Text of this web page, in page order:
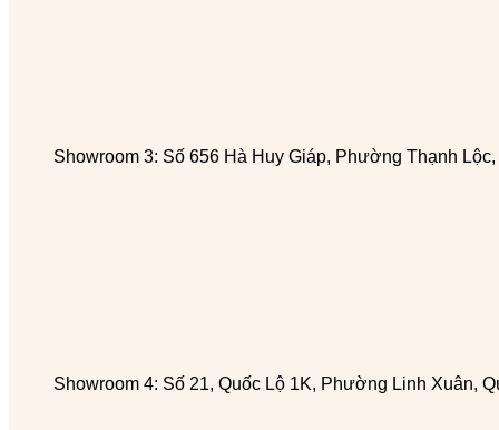
Showroom 3: Số 656 Hà Huy Giáp, Phường Thạnh Lộc,
Showroom 4: Số 21, Quốc Lộ 1K, Phường Linh Xuân,